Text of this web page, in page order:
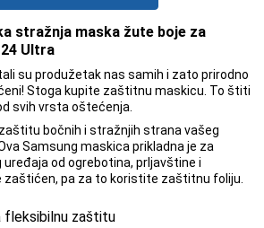
stražnja maska žute boje za
Ultra
su produžetak nas samih i zato prirodno
Stoga kupite zaštitnu maskicu. To štiti
svih vrsta oštećenja.
bočnih i stražnjih strana vašeg
Samsung maskica prikladna je za
od ogrebotina, prljavštine i
zaštićen, pa za to koristite zaštitnu foliju.
fleksibilnu zaštitu